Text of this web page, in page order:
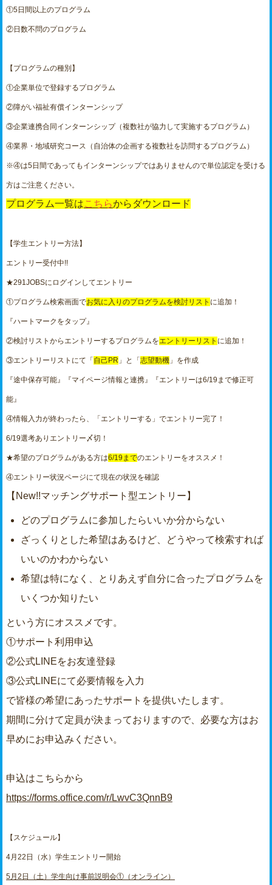
①5日間以上のプログラム
②日数不問のプログラム
【プログラムの種別】
①企業単位で登録するプログラム
②障がい福祉有償インターンシップ
③企業連携合同インターンシップ（複数社が協力して実施するプログラム）
④業界・地域研究コース（自治体の企画する複数社を訪問するプログラム）
※④は5日間であってもインターンシップではありませんので単位認定を受ける
方はご注意ください。
プログラム一覧はこちらからダウンロード
【学生エントリー方法】
エントリー受付中!!
★291JOBSにログインしてエントリー
①プログラム検索画面でお気に入りのプログラムを検討リスト に追加！
『ハートマークをタップ』
②検討リストからエントリーするプログラムをエントリーリスト に追加！
③エントリーリストにて「 自己PR 」と「 志望動機 」を作成
『途中保存可能』『マイページ情報と連携』『エントリーは6/19まで修正可
能』
④情報入力が終わったら、「エントリーする」でエントリー完了！
6/19選考ありエントリー〆切！
★希望のプログラムがある方は6/19までのエントリーをオススメ！
④エントリー状況ページにて現在の状況を確認
【 New!!マッチングサポート型エントリー 】
どのプログラムに参加したらいいか分からない
ざっくりとした希望はあるけど、どうやって検索すれば
いいのかわからない
希望は特になく、とりあえず自分に合ったプログラムを
いくつか知りたい
という方にオススメです。
①サポート利用申込
②公式LINEをお友達登録
③公式LINEにて必要情報を入力
で皆様の希望にあったサポートを提供いたします。
期間に分けて定員が決まっておりますので、必要な方はお
早めにお申込みください。
申込はこちらから
https://forms.office.com/r/LwvC3QnnB9
【スケジュール】
4月22日（水）学生エントリー開始
5月2日（土）学生向け事前説明会①（オンライン）